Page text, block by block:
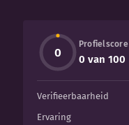
0
Profielscore
0 van 100
Verifieerbaarheid
Ervaring